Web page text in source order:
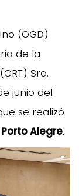
(OGD)
de la
Sra.
junio del
se realizó
Porto Alegre.